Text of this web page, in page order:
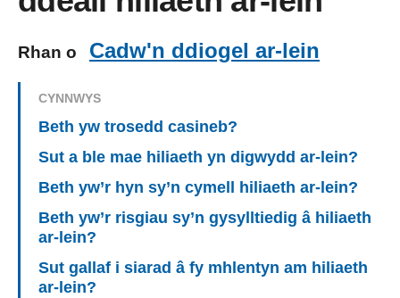
Rhan o Cadw'n ddiogel ar-lein
CYNNWYS
Beth yw trosedd casineb?
Sut a ble mae hiliaeth yn digwydd ar-lein?
Beth yw’r hyn sy’n cymell hiliaeth ar-lein?
Beth yw’r risgiau sy’n gysylltiedig â hiliaeth
ar-lein?
Sut gallaf i siarad â fy mhlentyn am hiliaeth
ar-lein?